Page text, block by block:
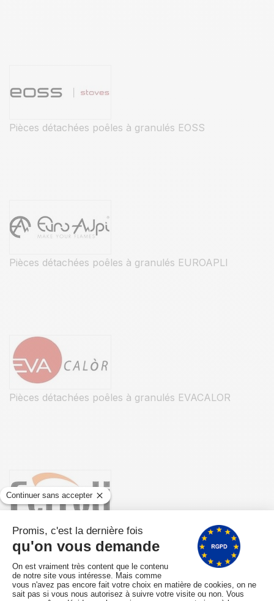
Pièces détachées poêles à granulés EOSS
Pièces détachées poêles à granulés EUROAPLI
Pièces détachées poêles à granulés EVACALOR
Pièces détachées poêles à granulés FERROLI